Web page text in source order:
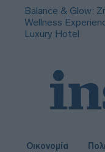
Balance & Glow:
Wellness
Luxury Hotel
Οικονομία